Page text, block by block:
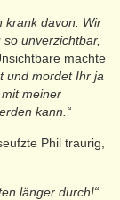
krank davon. Wir
unverzichtbar,
machte
und mordet Ihr ja
meiner
kann.“
seufzte Phil traurig,
länger durch!“